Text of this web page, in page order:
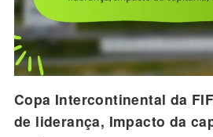
Copa Intercontinental da
de liderança, Impacto da